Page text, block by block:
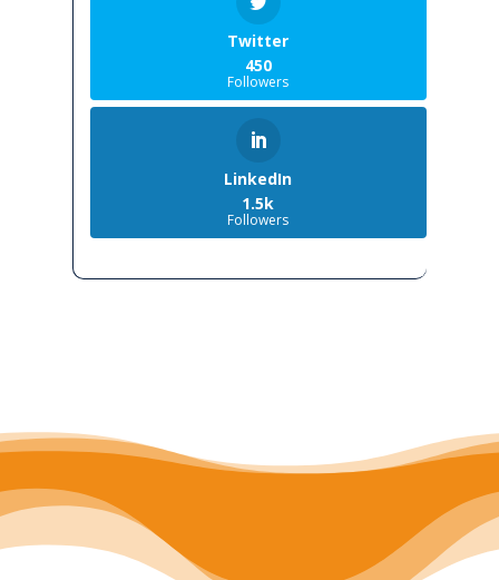
Twitter
450
Followers
LinkedIn
1.5k
Followers